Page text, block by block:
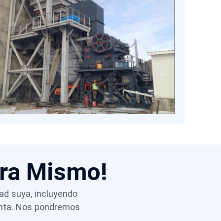
costosos equipos posteriores y permiten
diseños de mina flexibles mediante
estacionarias o móviles. Al
la tecnología adecuada de
de mandíbula, los productores
chilenos pueden mantener un alto
controlar el polvo y los costos,
cumplir con las regulaciones, a la vez que
mantienen competitivos en el mercado
Mismo!
suya, incluyendo
Nos pondremos